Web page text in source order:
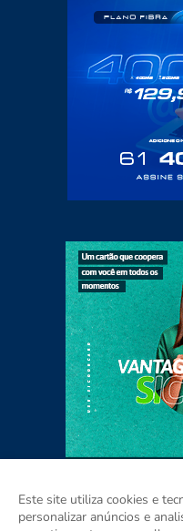
Este site utiliza cookies e
personalizar anúncios e